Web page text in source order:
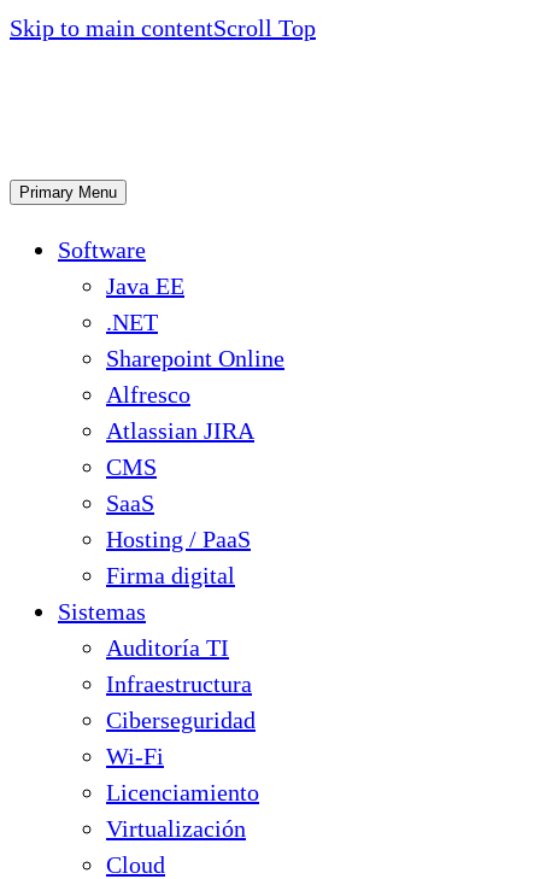
Skip to main contentScroll Top
Primary Menu
Software
Java EE
.NET
Sharepoint Online
Alfresco
Atlassian JIRA
CMS
SaaS
Hosting / PaaS
Firma digital
Sistemas
Auditoría TI
Infraestructura
Ciberseguridad
Wi-Fi
Licenciamiento
Virtualización
Cloud